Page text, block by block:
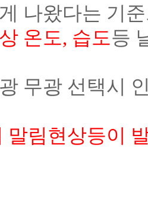
나왔다는 기
온도, 습도등
무광 선택시
말림현상등이